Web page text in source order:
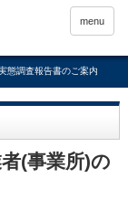
menu
態調査報告書のご案内
(事業所)の